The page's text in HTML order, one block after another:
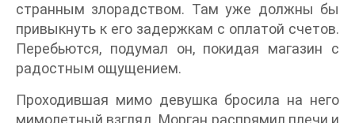
странным злорадством. Там уже должны бы
привыкнуть к его задержкам с оплатой счетов.
Перебьются, подумал он, покидая магазин с
радостным ощущением.
Проходившая мимо девушка бросила на него